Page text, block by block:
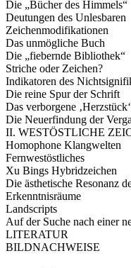
Die „Bücher des Himmels“
Deutungen des Unlesbaren
Zeichenmodifikationen
Das unmögliche Buch
Die „fiebernde Bibliothek“
Striche oder Zeichen?
Indikatoren des
Die reine Spur der Schrift
Das verborgene
Die Neuerfindung der
II. WESTÖSTLICHE
Homophone Klangwelten
Fernwestöstliches
Xu Bings Hybridzeichen
Die ästhetische Resonanz
Erkenntnisräume
Landscripts
Auf der Suche nach einer
LITERATUR
BILDNACHWEISE